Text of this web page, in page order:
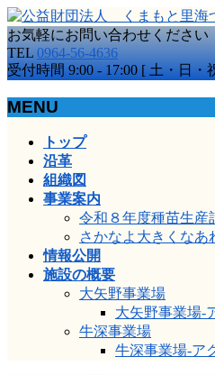
お気軽にお問い合わせください
TEL 0964-56-4636
受付時間 9:00 - 17:00 [ 土・日・
MENU
トップ
沿革
組織図
事業案内
令和８年度種苗生産
さかなよ大きくなあ
情報公開
施設の概要
大矢野事業場
大矢野事業場-
牛深事業場
牛深事業場-ア